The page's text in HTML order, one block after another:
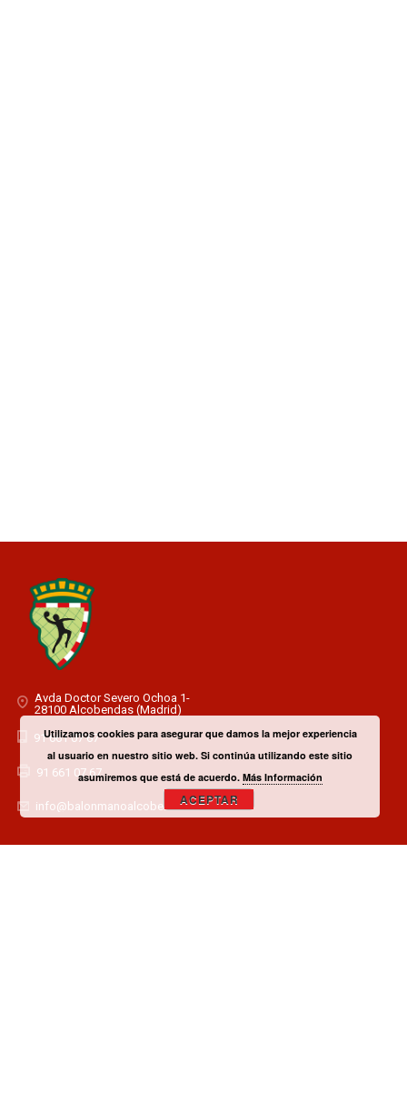
Avda Doctor Severo Ochoa 1-
28100 Alcobendas (Madrid)
91 661 07 67
91 661 07 67
info@balonmanoalcobendas.es
Utilizamos cookies para asegurar que damos la mejor experiencia
al usuario en nuestro sitio web. Si continúa utilizando este sitio
asumiremos que está de acuerdo. Más Información
ACEPTAR